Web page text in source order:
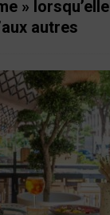
» lorsqu’elle
autres